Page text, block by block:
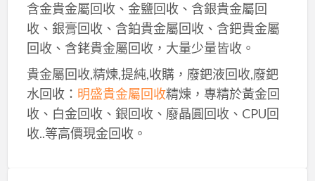
含金貴金屬回收、金鹽回收、含銀貴金屬回
收、銀膏回收、含鉑貴金屬回收、含鈀貴金屬
回收、含銠貴金屬回收，大量少量皆收。
貴金屬回收,精煉,提純,收購，廢鈀液回收,廢鈀
水回收： 明盛貴金屬回收精煉，專精於黃金回
收、白金回收、銀回收、廢晶圓回收、CPU回
收..等高價現金回收。